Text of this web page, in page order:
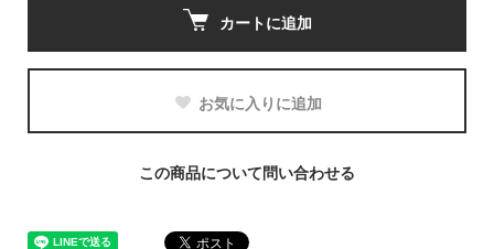
カートに追加
お気に入りに追加
この商品について問い合わせる